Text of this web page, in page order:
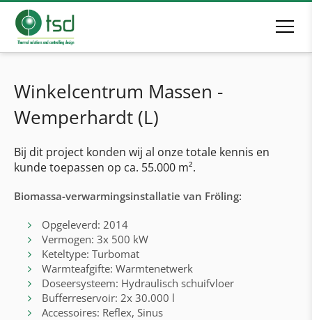
Winkelcentrum Massen -
Wemperhardt (L)
Bij dit project konden wij al onze totale kennis en
kunde toepassen op ca. 55.000 m².
Biomassa-verwarmingsinstallatie van Fröling:
Opgeleverd: 2014
Vermogen: 3x 500 kW
Keteltype: Turbomat
Warmteafgifte: Warmtenetwerk
Doseersysteem: Hydraulisch schuifvloer
Bufferreservoir: 2x 30.000 l
Accessoires: Reflex, Sinus